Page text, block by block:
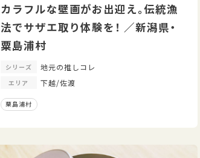
カラフルな壁画がお出迎え。伝統漁
法でサザエ取り体験を！ ／新潟県・
粟島浦村
シリーズ 地元の推しコレ
エリア 下越/佐渡
粟島浦村